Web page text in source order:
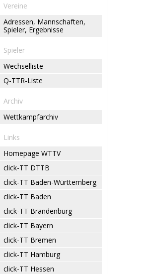
Vereine
Adressen, Mannschaften,
Spieler, Ergebnisse
Spieler
Wechselliste
Q-TTR-Liste
Archiv
Wettkampfarchiv
Links
Homepage WTTV
click-TT DTTB
click-TT Baden-Württemberg
click-TT Baden
click-TT Brandenburg
click-TT Bayern
click-TT Bremen
click-TT Hamburg
click-TT Hessen